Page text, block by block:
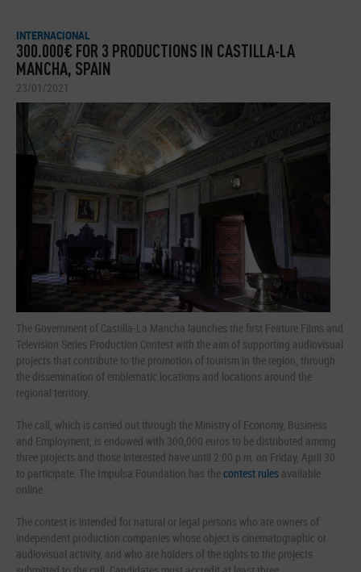
INTERNACIONAL
300.000€ FOR 3 PRODUCTIONS IN CASTILLA-LA
MANCHA, SPAIN
23/01/2021
The Government of Castilla-La Mancha launches the first Feature Films and
Television Series Production Contest with the aim of supporting audiovisual
projects that contribute to the promotion of tourism in the region, through
the dissemination of emblematic locations and locations around the
regional territory.
The call, which is carried out through the Ministry of Economy, Business
and Employment, is endowed with 300,000 euros to be distributed among
three projects and those interested have until 2:00 p.m. on Friday, April 30
to participate. The Impulsa Foundation has thecontest rules available
online.
The contest is intended for natural or legal persons who are owners of
independent production companies whose object is cinematographic or
audiovisual activity, and who are holders of the rights to the projects